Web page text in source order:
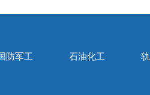
防军工 石油化工